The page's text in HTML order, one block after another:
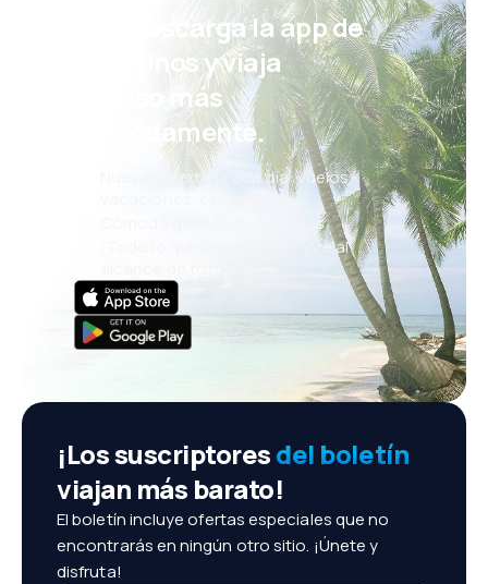
¡Eh! Descarga la app de
eDestinos y viaja
incluso más
cómodamente.
Nuevas ofertas cada día: vuelos,
vacaciones, escapadas
Cómoda gestión de reservas
¡Todo lo que importa, siempre al
¡Los suscriptoresdel boletín
viajan más barato!
El boletín incluye ofertas especiales que no
encontrarás en ningún otro sitio. ¡Únete y
disfruta!